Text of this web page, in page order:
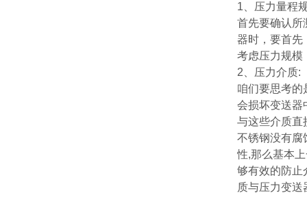
1、压力量程
首先要确认所
器时，要首先
考虑压力规模
2、压力介质:
咱们要思考的
会损坏变送器
与这些介质直
不锈钢没有腐
性,那么基本
够有效的防止
质与压力变